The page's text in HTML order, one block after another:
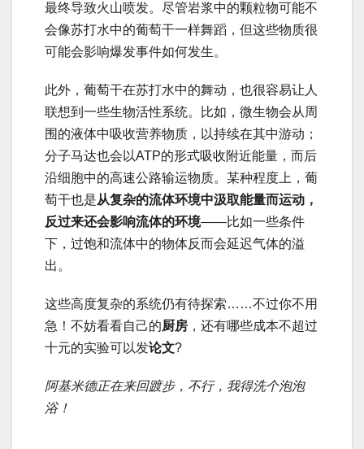
最终导致火山喷发。尽管岩浆中的颗粒物可能不
会像苏打水中的葡萄干一样舞蹈，但这些物质很
可能会影响爆发事件如何发生。
此外，葡萄干在苏打水中的舞动，也很容易让人
联想到一些生物活性系统。比如，微生物会从周
围的液体中吸收营养物质，以持续在其中游动；
分子马达也会以ATP的形式吸收附近能量，而后
沿细胞中的高速公路输运物质。某种程度上，葡
萄干也是从复杂的流体环境中汲取能量而运动，
反过来还会影响流体的环境——比如一些条件
下，过饱和流体中的物体反而会延迟气体的溢
出。
这些高度复杂的系统仍有待探索……不过你不用
急！不妨看看自己的厨房 ，还有哪些成本不超过
十元的实验可以发论文?
阿基米德正在来回踱步，不行，我得洗个泡泡
浴！